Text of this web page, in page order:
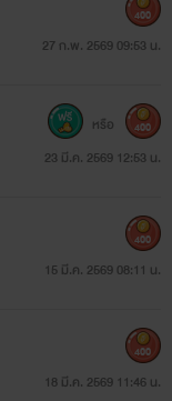
27 ก.พ. 2569 09:53 น.
400
23 มี.ค. 2569 12:53 น.
หรือ 400
15 มี.ค. 2569 08:11 น.
400
18 มี.ค. 2569 11:46 น.
400